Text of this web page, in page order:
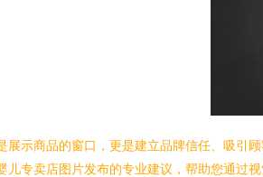
示商品的窗口，更是建立品牌信任、吸引
专卖店图片发布的专业建议，帮助您通过视